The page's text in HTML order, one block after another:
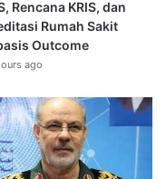
Rencana KRIS, dan
Rumah Sakit
Outcome
ago